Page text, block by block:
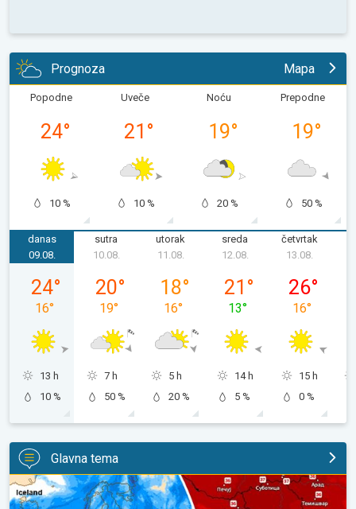
Prognoza Mapa
Popodne
24°
10 %
Uveče
21 °
10 %
Noću
19°
20 %
Prepodne
19°
50 %
danas
nedelja, 09. 08.
09.08.
24°
16°
13 h
10 %
sutra
10.08.
20°
19°
7 h
50 %
utorak
11.08.
18°
16°
5 h
20 %
sreda
12.08.
21 °
13°
14 h
5 %
četvrtak
13.08.
26°
16°
15 h
0 %
Glavna tema
Početkom naredne sedmice ponovo toplije. Nastavlja se sušni